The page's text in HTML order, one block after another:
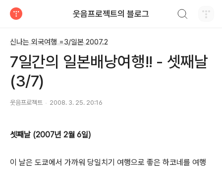
웃음프로젝트의 블로그
신나는 외국여행 =3/일본 2007.2
7일간의 일본배낭여행!! - 셋째날
(3/7)
웃음프로젝트 2008. 3. 25. 20:16
셋째날 (2007년 2월 6일)
이 날은 도쿄에서 가까워 당일치기 여행으로 좋은 하코네를 여행